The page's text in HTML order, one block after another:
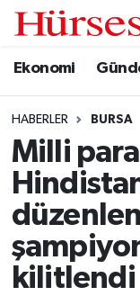
Ekonomi
HABERLER BURSA
Milli
kilitlendi
Ekonomi
Gündem
Kültür &
Politika
Spor
Hava
Trafik
Süper Lig
Tüm
Son Dakika